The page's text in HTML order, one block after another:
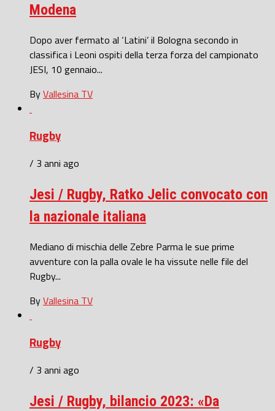
Modena
Dopo aver fermato al ‘Latini’ il Bologna secondo in
classifica i Leoni ospiti della terza forza del campionato
JESI, 10 gennaio...
ByVallesina TV
Rugby
/ 3 anni ago
Jesi / Rugby, Ratko Jelic convocato con
la nazionale italiana
Mediano di mischia delle Zebre Parma le sue prime
avventure con la palla ovale le ha vissute nelle file del
Rugby...
ByVallesina TV
Rugby
/ 3 anni ago
Jesi / Rugby, bilancio 2023: «Da